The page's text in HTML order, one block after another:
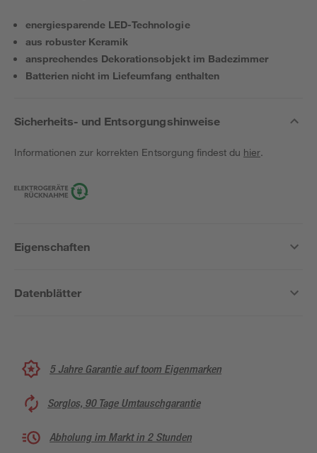
energiesparende LED-Technologie
aus robuster Keramik
ansprechendes Dekorationsobjekt im Badezimmer
Batterien nicht im Liefeumfang enthalten
Sicherheits- und Entsorgungshinweise
Informationen zur korrekten Entsorgung findest du hier.
Eigenschaften
Datenblätter
5 Jahre Garantie auf toom Eigenmarken
Sorglos, 90 Tage Umtauschgarantie
Abholung im Markt in 2 Stunden